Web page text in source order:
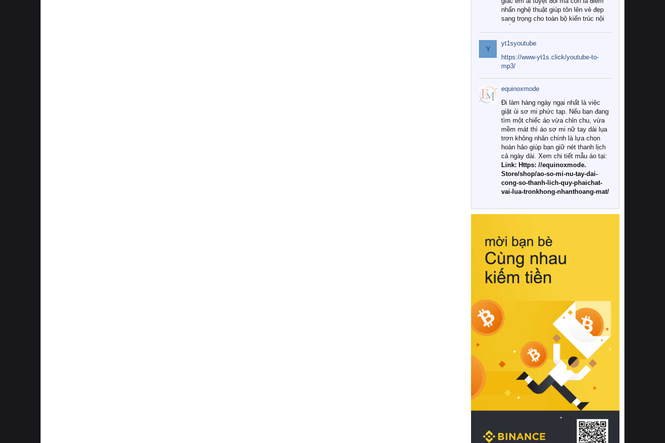
nhấn nghệ thuật giúp tôn lên vẻ đẹp
sang trọng cho toàn bộ kiến trúc nội
Tuy nhiên, giữa thị trường đa dạng
với vô vàn thương hiệu và mẫu mã
như hiện nay, làm thế nào để chọn
được những bộ chăn ga gối đệm cao
cấp thực sự chất lượng, phù hợp với
khí hậu và nhu cầu sử dụng của gia
đình? Hãy cùng chúng tôi đi tìm lời
giải đáp chi tiết qua bài viết dưới đây.
1. Tại sao các gia đình hiện đại lại ưa
chuộng chăn ga gối đệm cao cấp?
Khác với các dòng sản phẩm thông
thường, những bộ chăn ga gối đệm
cao cấp trải qua quy trình sản xuất
nghiêm ngặt từ khâu chọn lọc nguyên
liệu tự nhiên đến công nghệ dệt
nhuộm hiện đại không chứa hóa chất
này, bạn sẽ cảm nhận rõ rệt sự khác
hồi chuẩn xác của phần đệm nâng đỡ
cột sống.
Bên cạnh đó, việc lựa chọn các dòng
sản phẩm đạt chuẩn chất lượng quốc
tế còn giúp ngăn ngừa tình trạng kích
khuẩn và nấm mốc trong điều kiện
thời tiết nóng ẩm. Bạn có thể tìm hiểu
thêm các nghiên cứu khoa học về tác
động của giấc ngủ và môi trường
phòng ngủ đối với sức khỏe con
người tại Sleep Foundation (External
Link) để có cái nhìn toàn diện hơn.
2. Các tiêu chí vàng khi lựa chọn
chăn ga gối đệm cao cấp cho phòng
ngủ
Để sở hữu một bộ chăn ga gối đệm
cao cấp hoàn hảo cả về thẩm mỹ lẫn
công năng, người tiêu dùng cần cân
nhắc kỹ lưỡng các tiêu chí quan trọng
Y
yt1syoutube
https://www-yt1s.click/youtube-to-
mp3/
equinoxmode
Đi làm hàng ngày ngại nhất là việc
giặt ủi sơ mi phức tạp. Nếu bạn đang
tìm một chiếc áo vừa chỉn chu, vừa
mềm mát thì áo sơ mi nữ tay dài lụa
trơn không nhăn chính là lựa chọn
hoàn hảo giúp bạn giữ nét thanh lịch
cả ngày dài. Xem chi tiết mẫu áo tại:
Link: Https: //equinoxmode.
Store/shop/ao-so-mi-nu-tay-dai-
cong-so-thanh-lich-quy-phaichat-
vai-lua-tronkhong-nhanthoang-mat/